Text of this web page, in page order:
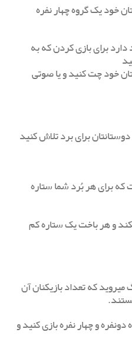
خود یک گروه چهار نفره
برای بازی کردن که به
خود چت کنید و یا صوتی
برای برد تلاش کنید
برای هر بُرد شما ستاره
و هر باخت یک ستاره کم
که تعداد بازیکنان آن
و چهار نفره بازی کنید و